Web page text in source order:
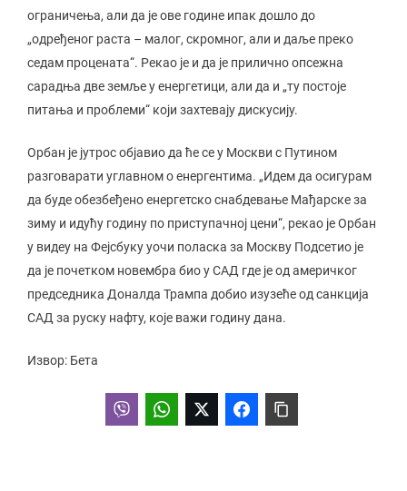
ограничења, али да је ове године ипак дошло до
„одређеног раста – малог, скромног, али и даље преко
седам процената“. Рекао је и да је прилично опсежна
сарадња две земље у енергетици, али да и „ту постоје
питања и проблеми“ који захтевају дискусију.
Орбан је јутрос објавио да ће се у Москви с Путином
разговарати углавном о енергентима. „Идем да осигурам
да буде обезбеђено енергетско снабдевање Мађарске за
зиму и идућу годину по приступачној цени“, рекао је Орбан
у видеу на Фејсбуку уочи поласка за Москву Подсетио је
да је почетком новембра био у САД где је од америчког
председника Доналда Трампа добио изузеће од санкција
САД за руску нафту, које важи годину дана.
Извор: Бета